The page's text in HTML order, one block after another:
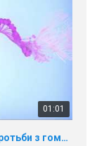
01:01
ми
рівності та